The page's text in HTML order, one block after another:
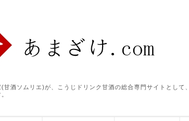
甘酒ソムリエ)が、こうじドリンク甘酒の総合専門サイトとし